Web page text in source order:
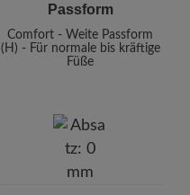
Passform
Comfort - Weite Passform
(H) - Für normale bis kräftige
Füße